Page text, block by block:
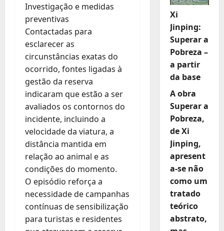
Investigação e medidas
preventivas
Contactadas para
esclarecer as
circunstâncias exatas do
ocorrido, fontes ligadas à
gestão da reserva
indicaram que estão a ser
avaliados os contornos do
incidente, incluindo a
velocidade da viatura, a
distância mantida em
relação ao animal e as
condições do momento.
O episódio reforça a
necessidade de campanhas
contínuas de sensibilização
para turistas e residentes
Xi
Jinping:
Superar a
Pobreza –
a partir
da base
A obra
Superar a
Pobreza,
de Xi
Jinping,
apresent
a-se não
como um
tratado
teórico
abstrato,